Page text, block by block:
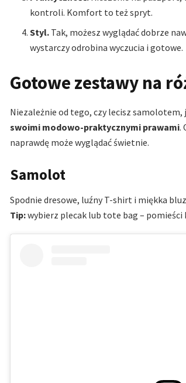
kontroli. Komfort to też spryt.
Styl. Tak, możesz wyglądać dobrze
wystarczy odrobina wyczucia i gotowe.
Gotowe zestawy na
Niezależnie od tego, czy lecisz samolotem,
swoimi modowo-praktycznymi prawami.
naprawdę może wyglądać świetnie.
Samolot
Spodnie dresowe, luźny T-shirt i miękka
Tip:wybierz plecak lub tote bag – pomieści